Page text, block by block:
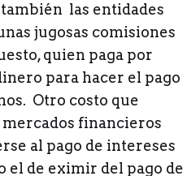
las entidades
jugosas comisiones
quien paga por
para hacer el pago
Otro costo que
financieros
al pago de intereses
el de eximir del pago de